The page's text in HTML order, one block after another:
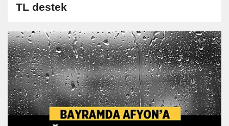
TL destek